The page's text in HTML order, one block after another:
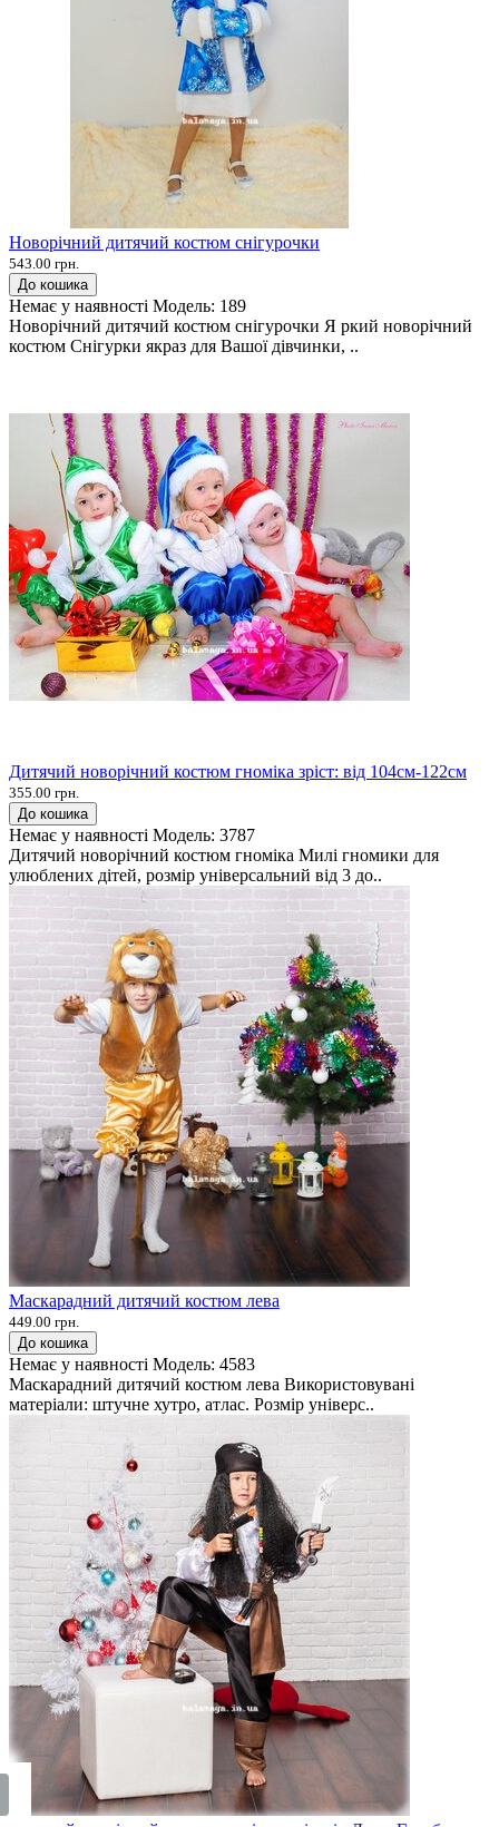
Новорічний дитячий костюм снігурочки
543.00 грн.
До кошика
Немає у наявності Модель: 189
Новорічний дитячий костюм снігурочки Я ркий новорічний
костюм Снігурки якраз для Вашої дівчинки, ..
Дитячий новорічний костюм гноміка зріст: від 104см-122см
355.00 грн.
До кошика
Немає у наявності Модель: 3787
Дитячий новорічний костюм гноміка Милі гномики для
улюблених дітей, розмір універсальний від 3 до..
Маскарадний дитячий костюм лева
449.00 грн.
До кошика
Немає у наявності Модель: 4583
Маскарадний дитячий костюм лева Використовувані
матеріали: штучне хутро, атлас. Розмір універс..